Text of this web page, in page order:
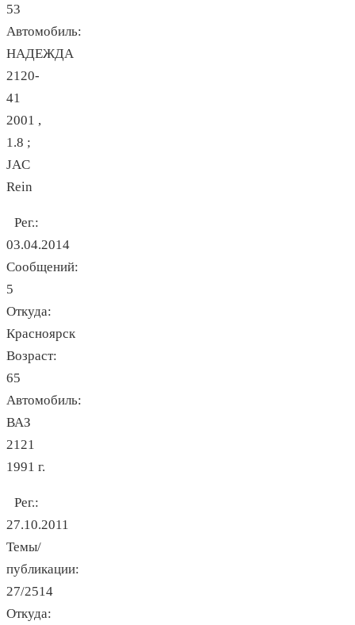
53
Автомобиль:
НАДЕЖДА
2120-
41
2001 ,
1.8 ;
JAC
Rein
Рег.:
03.04.2014
Сообщений:
5
Откуда:
Красноярск
Возраст:
65
Автомобиль:
ВАЗ
2121
1991 г.
Рег.:
27.10.2011
Темы/
публикации:
27/2514
Откуда: